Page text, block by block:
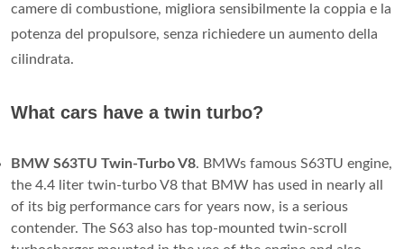
camere di combustione, migliora sensibilmente la coppia e la
potenza del propulsore, senza richiedere un aumento della
cilindrata.
What cars have a twin turbo?
BMW S63TU Twin-Turbo V8. BMWs famous S63TU engine,
the 4.4 liter twin-turbo V8 that BMW has used in nearly all
of its big performance cars for years now, is a serious
contender. The S63 also has top-mounted twin-scroll